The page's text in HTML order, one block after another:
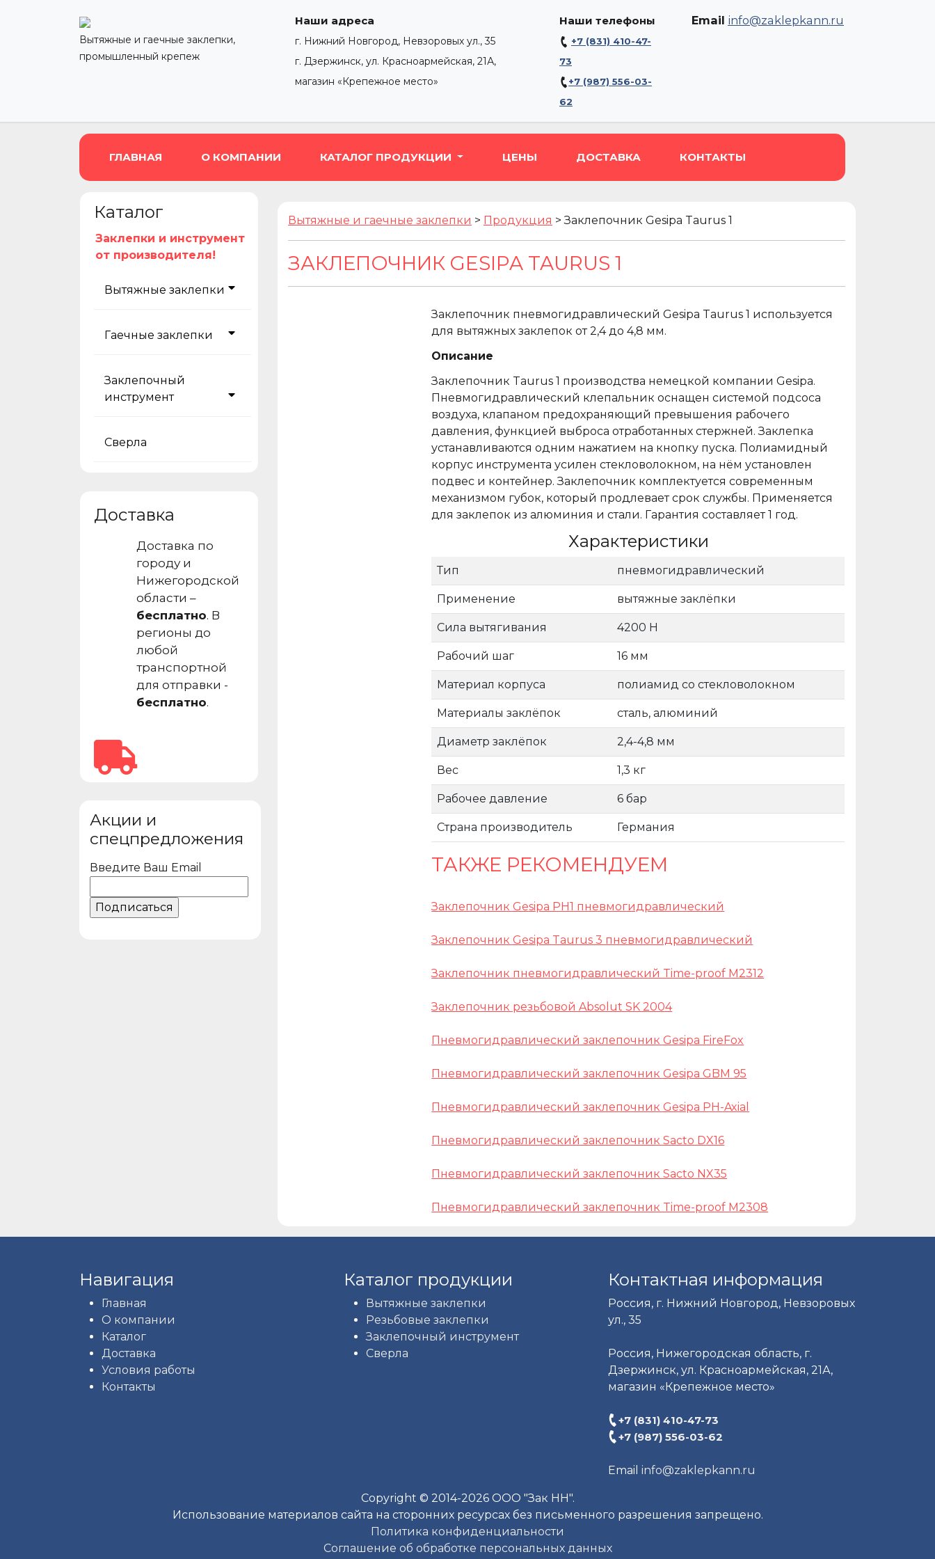
Вытяжные и гаечные заклепки,
промышленный крепеж
Наши адреса
г. Нижний Новгород, Невзоровых ул., 35
г. Дзержинск, ул. Красноармейская, 21А,
магазин «Крепежное место»
Наши телефоны
+7 (831) 410-47-
73
+7 (987) 556-03-
62
Email info@zaklepkann.ru
ГЛАВНАЯ О КОМПАНИИ КАТАЛОГ ПРОДУКЦИИ ЦЕНЫ ДОСТАВКА КОНТАКТЫ
Каталог
Заклепки и инструмент
от производителя!
Вытяжные заклепки
Гаечные заклепки
Заклепочный
инструмент
Сверла
Доставка
Доставка по
городу и
Нижегородской
области –
бесплатно. В
регионы до
любой
транспортной
для отправки -
бесплатно.
Акции и
спецпредложения
Введите Ваш Email
Вытяжные и гаечные заклепки > Продукция >Заклепочник Gesipa Taurus 1
ЗАКЛЕПОЧНИК GESIPA TAURUS 1
Заклепочник пневмогидравлический Gesipa Taurus 1 используется
для вытяжных заклепок от 2,4 до 4,8 мм.
Описание
Заклепочник Taurus 1 производства немецкой компании Gesipa.
Пневмогидравлический клепальник оснащен системой подсоса
воздуха, клапаном предохраняющий превышения рабочего
давления, функцией выброса отработанных стержней. Заклепка
устанавливаются одним нажатием на кнопку пуска. Полиамидный
корпус инструмента усилен стекловолокном, на нём установлен
подвес и контейнер. Заклепочник комплектуется современным
механизмом губок, который продлевает срок службы. Применяется
для заклепок из алюминия и стали. Гарантия составляет 1 год.
Характеристики
Тип пневмогидравлический
Применение вытяжные заклёпки
Сила вытягивания 4200 H
Рабочий шаг 16 мм
Материал корпуса полиамид со стекловолокном
Материалы заклёпок сталь, алюминий
Диаметр заклёпок 2,4-4,8 мм
Вес 1,3 кг
Рабочее давление 6 бар
Страна производитель Германия
ТАКЖЕ РЕКОМЕНДУЕМ
Заклепочник Gesipa PH1 пневмогидравлический
Заклепочник Gesipa Taurus 3 пневмогидравлический
Заклепочник пневмогидравлический Time-proof M2312
Заклепочник резьбовой Absolut SK 2004
Пневмогидравлический заклепочник Gesipa FireFox
Пневмогидравлический заклепочник Gesipa GBM 95
Пневмогидравлический заклепочник Gesipa PH-Axial
Пневмогидравлический заклепочник Sacto DX16
Пневмогидравлический заклепочник Sacto NX35
Пневмогидравлический заклепочник Time-proof M2308
Навигация
Главная
О компании
Каталог
Доставка
Условия работы
Контакты
Каталог продукции
Вытяжные заклепки
Резьбовые заклепки
Заклепочный инструмент
Сверла
Контактная информация
Россия, г. Нижний Новгород, Невзоровых
ул., 35
Россия, Нижегородская область, г.
Дзержинск, ул. Красноармейская, 21А,
магазин «Крепежное место»
+7 (831) 410-47-73
+7 (987) 556-03-62
Email info@zaklepkann.ru
Copyright © 2014-2026 ООО "Зак НН".
Использование материалов сайта на сторонних ресурсах без письменного разрешения запрещено.
Политика конфиденциальности
Соглашение об обработке персональных данных